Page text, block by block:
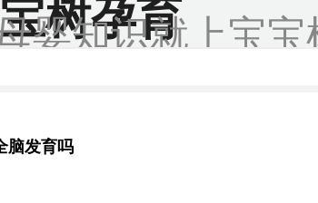
树孕育
婴知识就上宝宝
脑发育吗